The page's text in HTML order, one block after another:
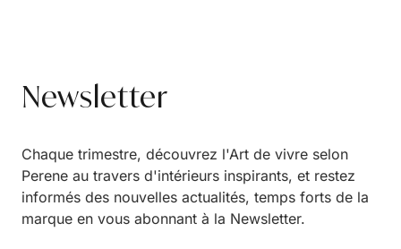
Newsletter
Chaque trimestre, découvrez l'Art de vivre selon
Perene au travers d'intérieurs inspirants, et restez
informés des nouvelles actualités, temps forts de la
marque en vous abonnant à la Newsletter.